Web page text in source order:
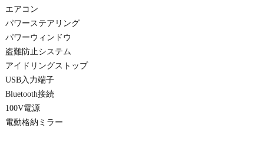
エアコン
パワーステアリング
パワーウィンドウ
盗難防止システム
アイドリングストップ
USB入力端子
Bluetooth接続
100V電源
電動格納ミラー